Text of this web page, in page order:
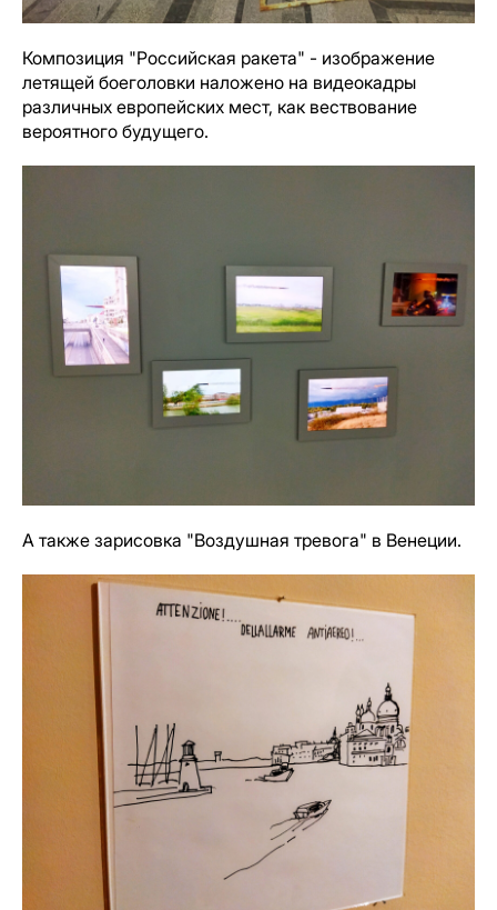
Композиция "Российская ракета" - изображение
летящей боеголовки наложено на видеокадры
различных европейских мест, как вествование
вероятного будущего.
А также зарисовка "Воздушная тревога" в Венеции.